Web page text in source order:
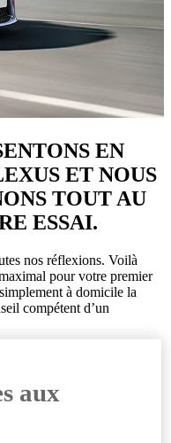
EN
ET NOUS
TOUT AU
ESSAI.
nos réflexions. Voilà
pour votre premier
à domicile la
compétent d’un
TOUT
aux